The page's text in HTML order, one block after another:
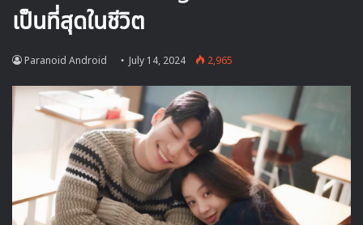
เป็นที่สุดในชีวิต
Paranoid Android July 14, 2024 2,965